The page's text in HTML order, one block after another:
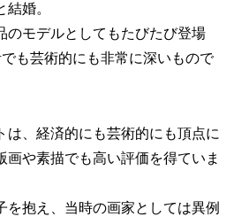
婚。
のモデルとしてもたびたび登場
も芸術的にも非常に深いもので
は、経済的にも芸術的にも頂点に
画や素描でも高い評価を得ていま
を抱え、当時の画家としては異例